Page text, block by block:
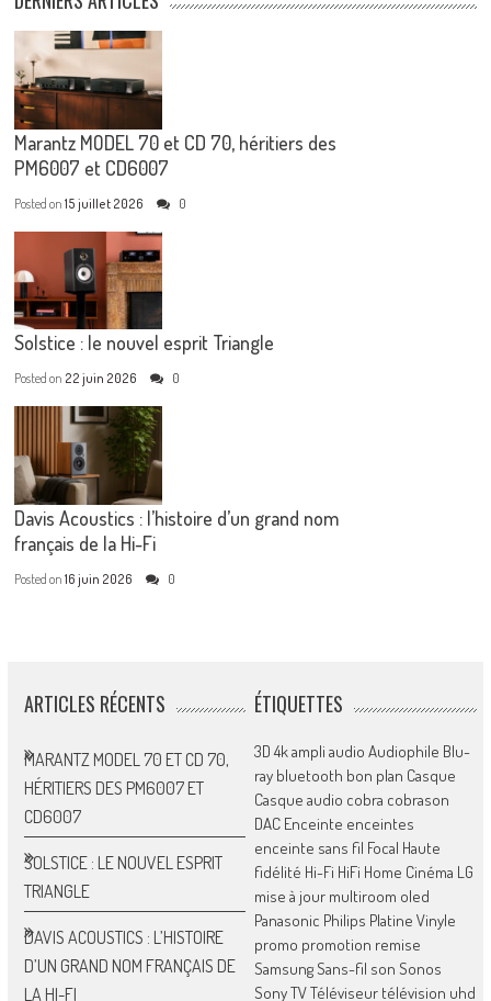
Marantz MODEL 70 et CD 70, héritiers des
PM6007 et CD6007
Posted on15 juillet 2026 0
Solstice : le nouvel esprit Triangle
Posted on 22 juin 2026 0
Davis Acoustics : l’histoire d’un grand nom
français de la Hi-Fi
Posted on16 juin 2026 0
ARTICLES RÉCENTS
MARANTZ MODEL 70 ET CD 70,
HÉRITIERS DES PM6007 ET
CD6007
SOLSTICE : LE NOUVEL ESPRIT
TRIANGLE
DAVIS ACOUSTICS : L’HISTOIRE
D’UN GRAND NOM FRANÇAIS DE
LA HI-FI
ÉTIQUETTES
3D 4kampli audio Audiophile Blu-
ray bluetooth bon plan Casque
Casque audio cobra cobrason
DAC Enceinte enceintes
enceinte sans fil Focal Haute
fidélité Hi-Fi HiFi Home Cinéma LG
mise à jour multiroom oled
Panasonic Philips Platine Vinyle
promo promotion remise
SamsungSans-fil son Sonos
SonyTVTéléviseur télévision uhd